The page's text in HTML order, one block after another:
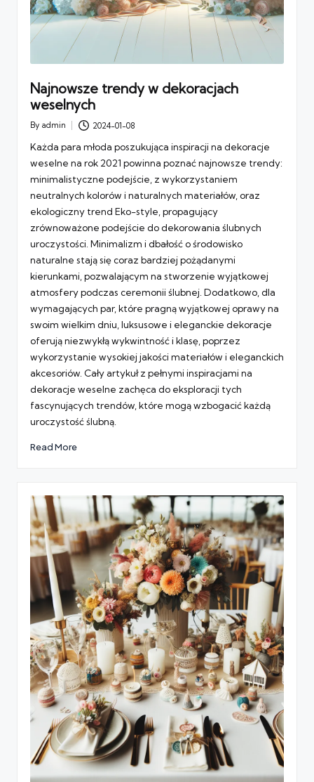
Najnowsze trendy w dekoracjach
weselnych
Posted
By admin 2024-01-08
Każda para młoda poszukująca inspiracji na dekoracje
weselne na rok 2021 powinna poznać najnowsze trendy:
minimalistyczne podejście, z wykorzystaniem
neutralnych kolorów i naturalnych materiałów, oraz
ekologiczny trend Eko-style, propagujący
zrównoważone podejście do dekorowania ślubnych
uroczystości. Minimalizm i dbałość o środowisko
naturalne stają się coraz bardziej pożądanymi
kierunkami, pozwalającym na stworzenie wyjątkowej
atmosfery podczas ceremonii ślubnej. Dodatkowo, dla
wymagających par, które pragną wyjątkowej oprawy na
swoim wielkim dniu, luksusowe i eleganckie dekoracje
oferują niezwykłą wykwintność i klasę, poprzez
wykorzystanie wysokiej jakości materiałów i eleganckich
akcesoriów. Cały artykuł z pełnymi inspiracjami na
dekoracje weselne zachęca do eksploracji tych
fascynujących trendów, które mogą wzbogacić każdą
uroczystość ślubną.
Read More